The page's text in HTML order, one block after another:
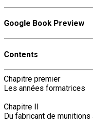
Google Book Preview
Contents
Chapitre premier
Les années formatrices
Chapitre II
Du fabricant de